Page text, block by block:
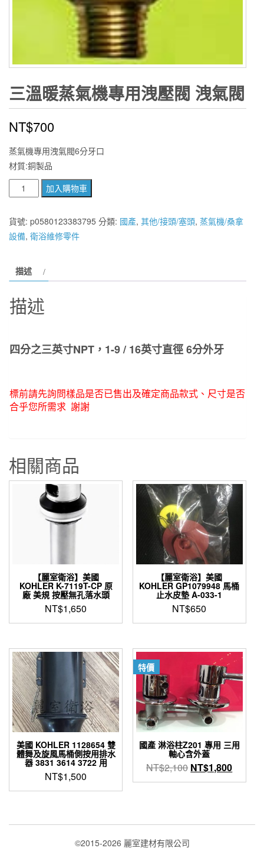
三溫暖蒸氣機專用洩壓閥 洩氣閥
NT$700
蒸氣機專用洩氣閥6分牙口
材質:銅製品
溫
暖
蒸
專
洩
洩
數
量
加入購物車
貨號: p0580123383795 分類: 國產, 其他/接頭/塞頭, 蒸氣機/桑拿
設備, 衛浴維修零件
描述
描述
四分之三英寸NPT，1-9 / 16英寸直徑 6分外牙
標前請先詢問樣品是否已售出及確定商品款式、尺寸是否
合乎您所需求 謝謝
相關商品
【麗室衛浴】美國
KOHLER K-7119T-CP 原
廠 美規 按壓無孔落水頭
NT$1,650
【麗室衛浴】美國
KOHLER GP1079948 馬桶
止水皮墊 A-033-1
NT$650
美國 KOHLER 1128654 雙
體舞及旋風馬桶側按用排水
器 3831 3614 3722 用
NT$1,500
特價
國產 淋浴柱Z201 專用 三用
軸心含外蓋
NT$2,100 原
始
NT$1,800目
前
©2015-2026 麗室建材有限公司